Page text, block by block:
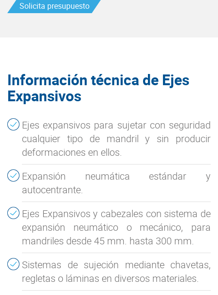
Solicita presupuesto
Información técnica de Ejes
Expansivos
Ejes expansivos para sujetar con seguridad
cualquier tipo de mandril y sin producir
deformaciones en ellos.
Expansión neumática estándar y
autocentrante.
Ejes Expansivos y cabezales con sistema de
expansión neumático o mecánico, para
mandriles desde 45 mm. hasta 300 mm.
Sistemas de sujeción mediante chavetas,
regletas o láminas en diversos materiales.